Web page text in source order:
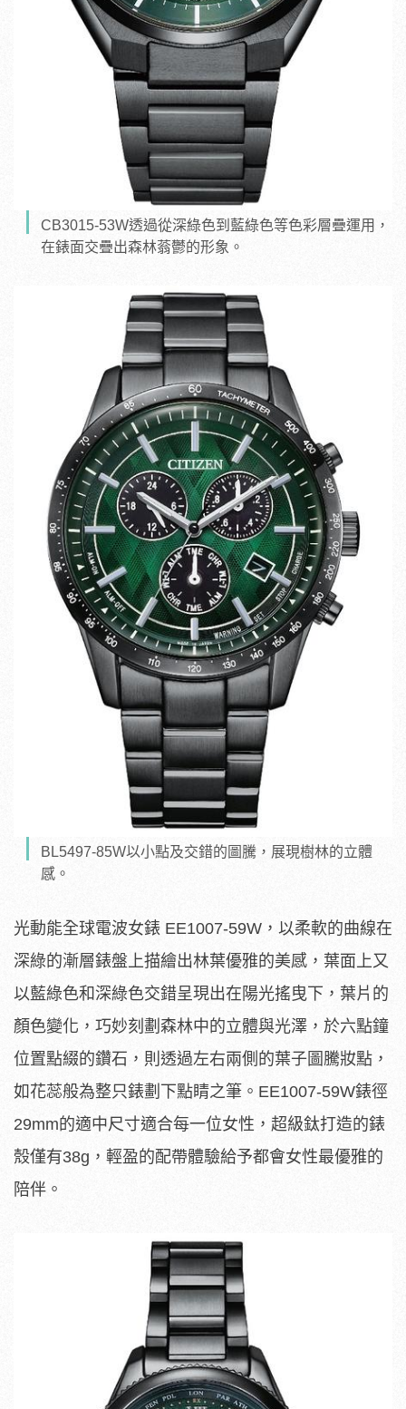
CB3015-53W透過從深綠色到藍綠色等色彩層疊運用，
在錶面交疊出森林蓊鬱的形象。
BL5497-85W以小點及交錯的圖騰，展現樹林的立體
感。
光動能全球電波女錶 EE1007-59W，以柔軟的曲線在
深綠的漸層錶盤上描繪出林葉優雅的美感，葉面上又
以藍綠色和深綠色交錯呈現出在陽光搖曳下，葉片的
顏色變化，巧妙刻劃森林中的立體與光澤，於六點鐘
位置點綴的鑽石，則透過左右兩側的葉子圖騰妝點，
如花蕊般為整只錶劃下點睛之筆。EE1007-59W錶徑
29mm的適中尺寸適合每一位女性，超級鈦打造的錶
殼僅有38g，輕盈的配帶體驗給予都會女性最優雅的
陪伴。